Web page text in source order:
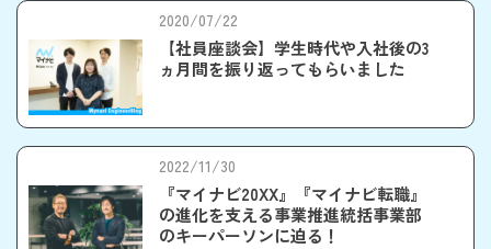
2020/07/22
【社員座談会】学生時代や入社後の3
ヵ月間を振り返ってもらいました
2022/11/30
『マイナビ20XX』『マイナビ転職』
の進化を支える事業推進統括事業部
のキーパーソンに迫る！